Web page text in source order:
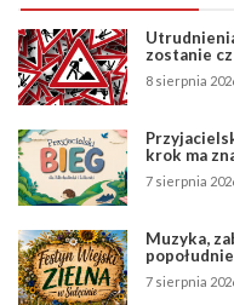
zostanie
8 sierpnia
krok ma
7 sierpnia
Muzyka,
7 sierpnia